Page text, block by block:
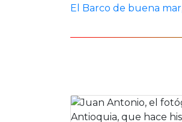
El Barco de buena